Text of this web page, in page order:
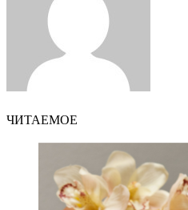
ЧИТАЕМОЕ